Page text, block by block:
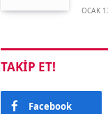
OCAK
TAKIP ET!
Facebook